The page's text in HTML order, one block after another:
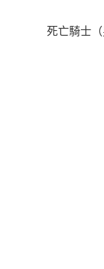
死亡騎士（